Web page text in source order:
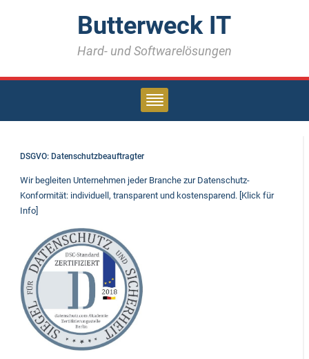
Butterweck IT
Hard- und Softwarelösungen
DSGVO: Datenschutzbeauftragter
Wir begleiten Unternehmen jeder Branche zur Datenschutz-
Konformität: individuell, transparent und kostensparend. [Klick für
Info]